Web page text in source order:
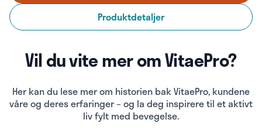
Produktdetaljer
Vil du vite mer om VitaePro?
Her kan du lese mer om historien bak VitaePro, kundene
våre og deres erfaringer – og la deg inspirere til et aktivt
liv fylt med bevegelse.